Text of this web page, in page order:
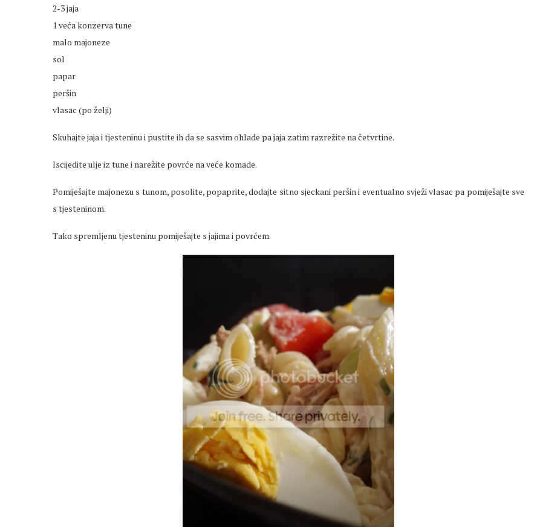
2-3 jaja
1 veća konzerva tune
malo majoneze
sol
papar
peršin
vlasac (po želji)
Skuhajte jaja i tjesteninu i pustite ih da se sasvim ohlade pa jaja zatim razrežite na četvrtine.
Iscijedite ulje iz tune i narežite povrće na veće komade.
Pomiješajte majonezu s tunom, posolite, popaprite, dodajte sitno sjeckani peršin i eventualno svježi vlasac pa pomiješajte sve
s tjesteninom.
Tako spremljenu tjesteninu pomiješajte s jajima i povrćem.